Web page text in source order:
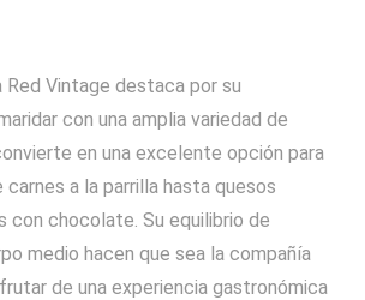
Red Vintage destaca por su
con una amplia variedad de
en una excelente opción para
carnes a la parrilla hasta quesos
con chocolate. Su equilibrio de
medio hacen que sea la compañía
de una experiencia gastronómica